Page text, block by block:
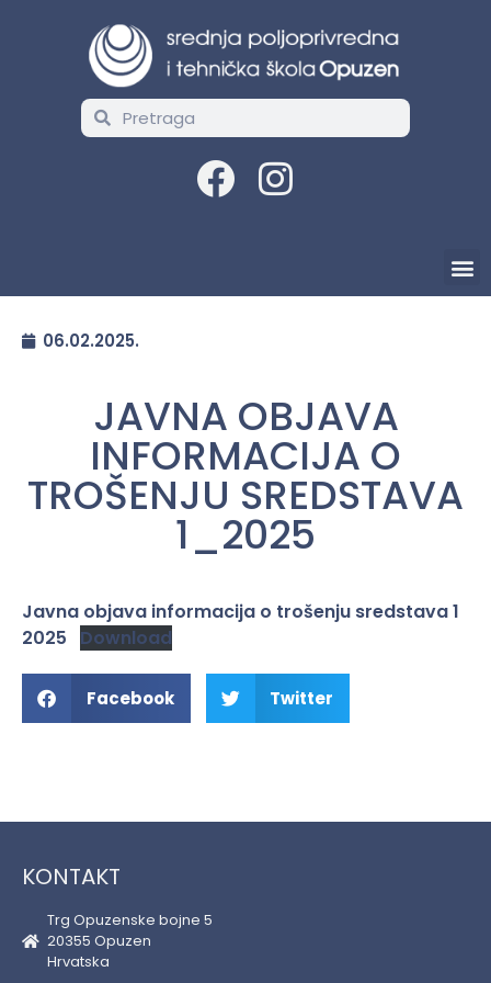
06.02.2025.
JAVNA OBJAVA
INFORMACIJA O
TROŠENJU SREDSTAVA
1_2025
Javna objava informacija o trošenju sredstava 1
2025
Download
Facebook Twitter
KONTAKT
Trg Opuzenske bojne 5
20355 Opuzen
Hrvatska